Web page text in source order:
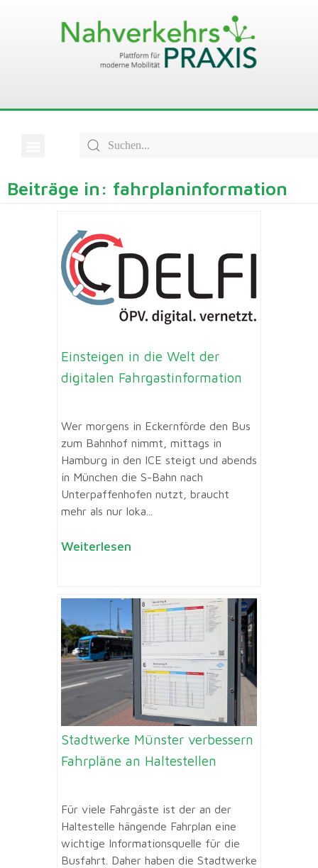
Beiträge in: fahrplaninformation
Einsteigen in die Welt der
digitalen Fahrgastinformation
Wer morgens in Eckernförde den Bus
zum Bahnhof nimmt, mittags in
Hamburg in den ICE steigt und abends
in München die S-Bahn nach
Unterpaffenhofen nutzt, braucht
mehr als nur loka...
Weiterlesen
Stadtwerke Münster verbessern
Fahrpläne an Haltestellen
Für viele Fahrgäste ist der an der
Haltestelle hängende Fahrplan eine
wichtige Informationsquelle für die
Busfahrt. Daher haben die Stadtwerke